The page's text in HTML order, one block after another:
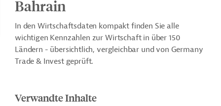
Bahrain
In den Wirtschaftsdaten kompakt finden Sie alle
wichtigen Kennzahlen zur Wirtschaft in über 150
Ländern - übersichtlich, vergleichbar und von Germany
Trade & Invest geprüft.
Verwandte Inhalte